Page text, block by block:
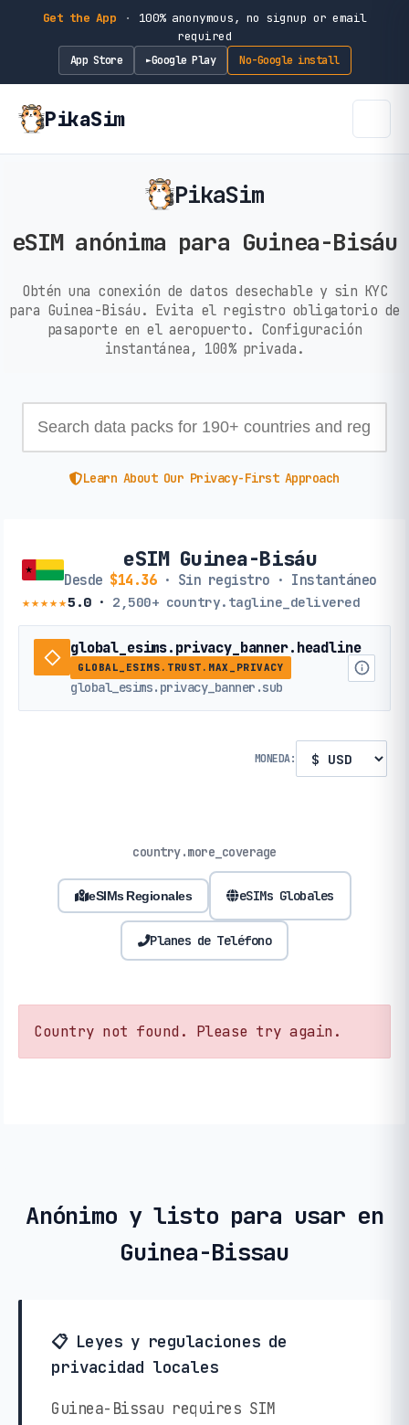
Get the App ·
100% anonymous, no signup or email
required
App Store ►Google Play No-Google install
PikaSim
PikaSim
eSIM anónima para Guinea-Bisáu
Obtén una conexión de datos desechable y sin KYC
para Guinea-Bisáu. Evita el registro obligatorio de
pasaporte en el aeropuerto. Configuración
instantánea, 100% privada.
Learn About Our Privacy-First Approach
eSIM Guinea-Bisáu
Desde $14.36· Sin registro · Instantáneo
★★★★★5.0· 2,500+ country.tagline_delivered
global_esims.privacy_banner.headline
GLOBAL_ESIMS.TRUST.MAX_PRIVACY
global_esims.privacy_banner.sub
MONEDA:
country.more_coverage
eSIMs Regionales eSIMs Globales
Planes de Teléfono
Country not found. Please try again.
Anónimo y listo para usar en
Guinea-Bissau
📋 Leyes y regulaciones de
privacidad locales
Guinea-Bissau requires SIM